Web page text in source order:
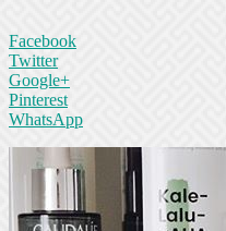
Facebook
Twitter
Google+
Pinterest
WhatsApp